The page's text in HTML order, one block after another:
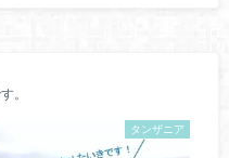
。
タンザニア